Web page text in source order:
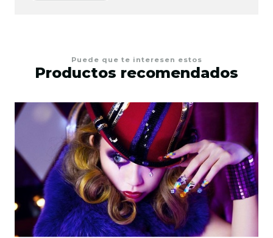
Puede que te interesen estos
Productos recomendados